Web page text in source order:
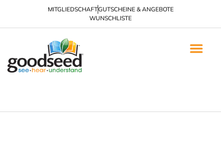
MITGLIEDSCHAFTGUTSCHEINE & ANGEBOTE
WUNSCHLISTE